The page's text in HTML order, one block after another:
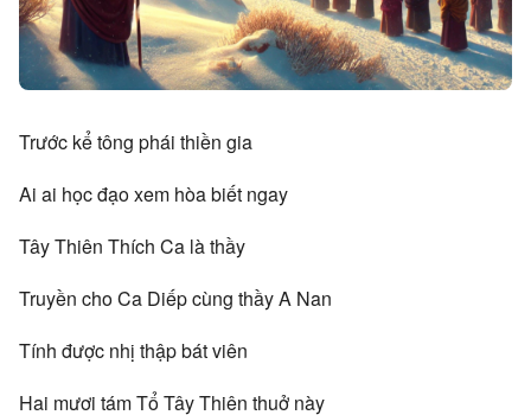
Trước kể tông phái thiền gia
Ai ai học đạo xem hòa biết ngay
Tây Thiên Thích Ca là thầy
Truyền cho Ca Diếp cùng thầy A Nan
Tính được nhị thập bát viên
Hai mươi tám Tổ Tây Thiên thuở này